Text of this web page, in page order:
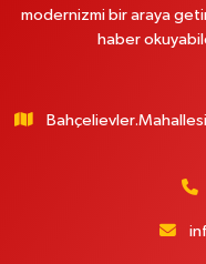
modernizmi bir araya
haber